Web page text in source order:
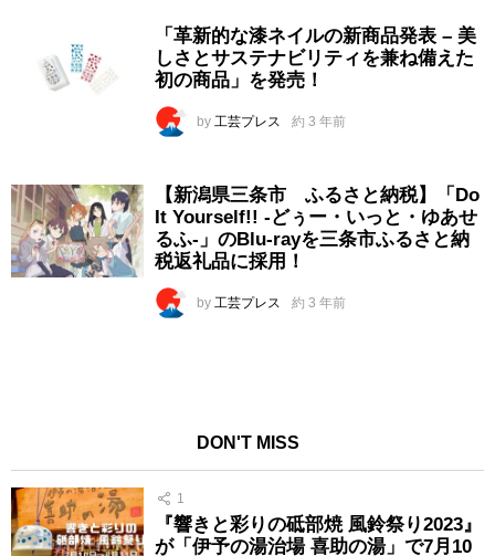
「革新的な漆ネイルの新商品発表 – 美
しさとサステナビリティを兼ね備えた
初の商品」を発売！
by 工芸プレス 約 3 年前
【新潟県三条市 ふるさと納税】「Do
It Yourself!! -どぅー・いっと・ゆあせ
るふ-」のBlu-rayを三条市ふるさと納
税返礼品に採用！
by 工芸プレス 約 3 年前
DON'T MISS
1
『響きと彩りの砥部焼 風鈴祭り2023』
が「伊予の湯治場 喜助の湯」で7月10